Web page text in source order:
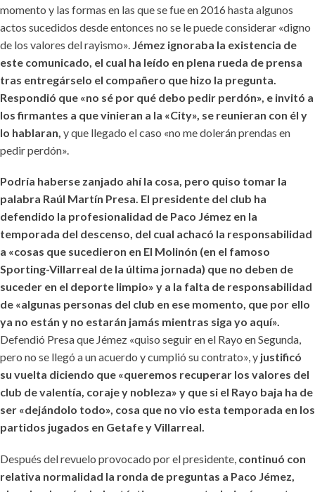
momento y las formas en las que se fue en 2016 hasta algunos
actos sucedidos desde entonces no se le puede considerar «digno
de los valores del rayismo». Jémez ignoraba la existencia de
este comunicado, el cual ha leído en plena rueda de prensa
tras entregárselo el compañero que hizo la pregunta.
Respondió que «no sé por qué debo pedir perdón», e invitó a
los firmantes a que vinieran a la «City», se reunieran con él y
lo hablaran, y que llegado el caso «no me dolerán prendas en
pedir perdón».
Podría haberse zanjado ahí la cosa, pero quiso tomar la
palabra Raúl Martín Presa. El presidente del club ha
defendido la profesionalidad de Paco Jémez en la
temporada del descenso, del cual achacó la responsabilidad
a «cosas que sucedieron en El Molinón (en el famoso
Sporting-Villarreal de la última jornada) que no deben de
suceder en el deporte limpio» y a la falta de responsabilidad
de «algunas personas del club en ese momento, que por ello
ya no están y no estarán jamás mientras siga yo aquí».
Defendió Presa que Jémez «quiso seguir en el Rayo en Segunda,
pero no se llegó a un acuerdo y cumplió su contrato», y justificó
su vuelta diciendo que «queremos recuperar los valores del
club de valentía, coraje y nobleza» y que si el Rayo baja ha de
ser «dejándolo todo», cosa que no vio esta temporada en los
partidos jugados en Getafe y Villarreal.
Después del revuelo provocado por el presidente, continuó con
relativa normalidad la ronda de preguntas a Paco Jémez,